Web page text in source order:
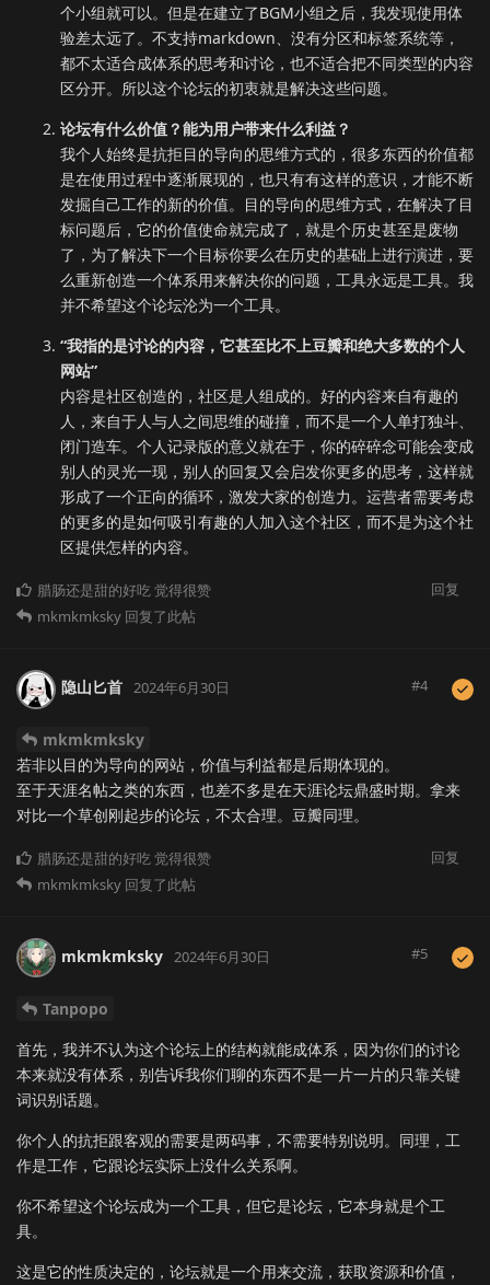
个小组就可以。但是在建立了BGM小组之后，我发现使用体
验差太远了。不支持markdown、没有分区和标签系统等，
都不太适合成体系的思考和讨论，也不适合把不同类型的内容
区分开。所以这个论坛的初衷就是解决这些问题。
论坛有什么价值？能为用户带来什么利益？
我个人始终是抗拒目的导向的思维方式的，很多东西的价值都
是在使用过程中逐渐展现的，也只有有这样的意识，才能不断
发掘自己工作的新的价值。目的导向的思维方式，在解决了目
标问题后，它的价值使命就完成了，就是个历史甚至是废物
了，为了解决下一个目标你要么在历史的基础上进行演进，要
么重新创造一个体系用来解决你的问题，工具永远是工具。我
并不希望这个论坛沦为一个工具。
“我指的是讨论的内容，它甚至比不上豆瓣和绝大多数的个人
网站”
内容是社区创造的，社区是人组成的。好的内容来自有趣的
人，来自于人与人之间思维的碰撞，而不是一个人单打独斗、
闭门造车。个人记录版的意义就在于，你的碎碎念可能会变成
别人的灵光一现，别人的回复又会启发你更多的思考，这样就
形成了一个正向的循环，激发大家的创造力。运营者需要考虑
的更多的是如何吸引有趣的人加入这个社区，而不是为这个社
区提供怎样的内容。
回复
腊肠还是甜的好吃觉得很赞
mkmkmksky 回复了此帖
隐山匕首 2024年6月30日 #4
mkmkmksky
若非以目的为导向的网站，价值与利益都是后期体现的。
至于天涯名帖之类的东西，也差不多是在天涯论坛鼎盛时期。拿来
对比一个草创刚起步的论坛，不太合理。豆瓣同理。
回复
腊肠还是甜的好吃觉得很赞
mkmkmksky 回复了此帖
mkmkmksky 2024年6月30日 #5
Tanpopo
首先，我并不认为这个论坛上的结构就能成体系，因为你们的讨论
本来就没有体系，别告诉我你们聊的东西不是一片一片的只靠关键
词识别话题。
你个人的抗拒跟客观的需要是两码事，不需要特别说明。同理，工
作是工作，它跟论坛实际上没什么关系啊。
你不希望这个论坛成为一个工具，但它是论坛，它本身就是个工
具。
这是它的性质决定的，论坛就是一个用来交流，获取资源和价值，